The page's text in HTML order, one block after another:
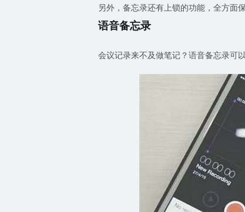
另外，备忘录还有上锁的功能，全方面
语音备忘录
会议记录来不及做笔记？语音备忘录可